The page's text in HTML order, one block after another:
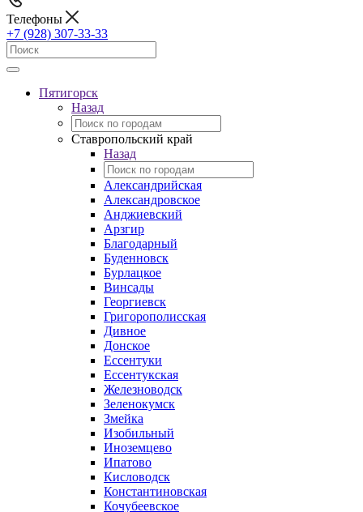
Телефоны
+7 (928) 307-33-33
Пятигорск
Назад
Ставропольский край
Назад
Александрийская
Александровское
Анджиевский
Арзгир
Благодарный
Буденновск
Бурлацкое
Винсады
Георгиевск
Григорополисская
Дивное
Донское
Ессентуки
Ессентукская
Железноводск
Зеленокумск
Змейка
Изобильный
Иноземцево
Ипатово
Кисловодск
Константиновская
Кочубеевское